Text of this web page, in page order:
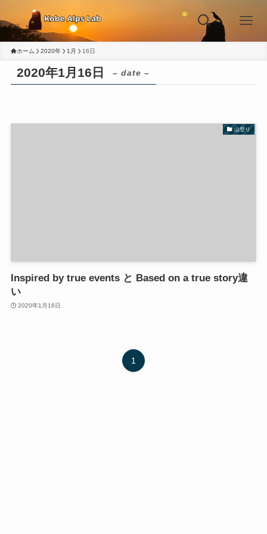
ホーム 2020年 1月 16日
2020年1月16日 – date –
山登り
Inspired by true events と Based on a true story違
い
2020年1月16日
1